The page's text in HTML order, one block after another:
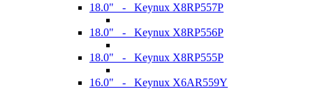
18.0" - Keynux X8RP557P
18.0" - Keynux X8RP556P
18.0" - Keynux X8RP555P
16.0" - Keynux X6AR559Y